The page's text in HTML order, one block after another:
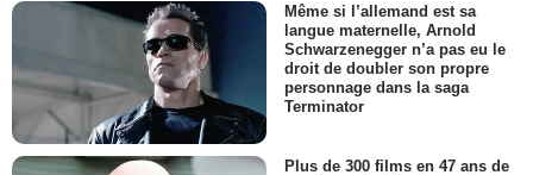
Même si l’allemand est sa
langue maternelle, Arnold
Schwarzenegger n’a pas eu le
droit de doubler son propre
personnage dans la saga
Terminator
Plus de 300 films en 47 ans de